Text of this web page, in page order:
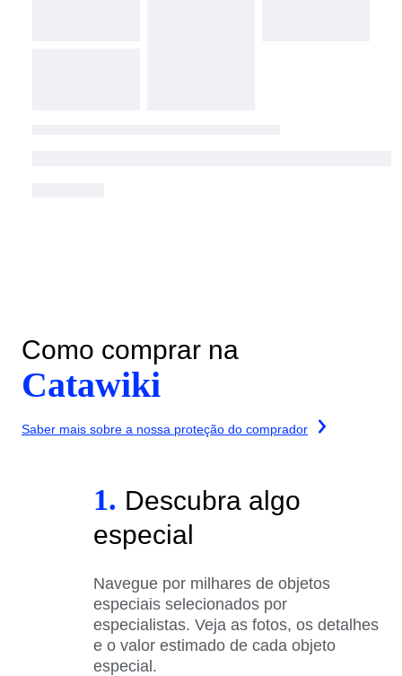
Como comprar na
Catawiki
Saber mais sobre a nossa proteção do comprador
1. Descubra algo
especial
Navegue por milhares de objetos
especiais selecionados por
especialistas. Veja as fotos, os detalhes
e o valor estimado de cada objeto
especial.